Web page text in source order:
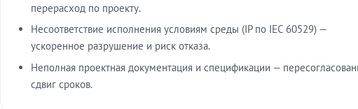
перерасход по проекту.
Несоответствие исполнения условиям среды (IP по IEC 60529) —
ускоренное разрушение и риск отказа.
Неполная проектная документация и спецификации —
сдвиг сроков.